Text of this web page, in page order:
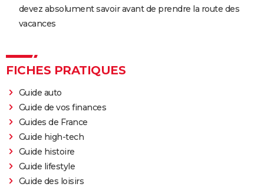
Juré n°2 : s'agit-il (véritablement) du dernier film de
Clint Eastwood ?
Il était une fois en Amérique
Peter von Kant
Nomadland : synopsis, casting, Oscars, photos,
streaming, avis...
Sound of Metal
Slalom
Oh Canada : que vaut le film avec Richard Gere et
Jacob Elordi présenté au Festival de Cannes ?
devez absolument savoir avant de prendre la route des
vacances
FICHES PRATIQUES
Guide auto
Guide de vos finances
Guides de France
Guide high-tech
Guide histoire
Guide lifestyle
Guide des loisirs